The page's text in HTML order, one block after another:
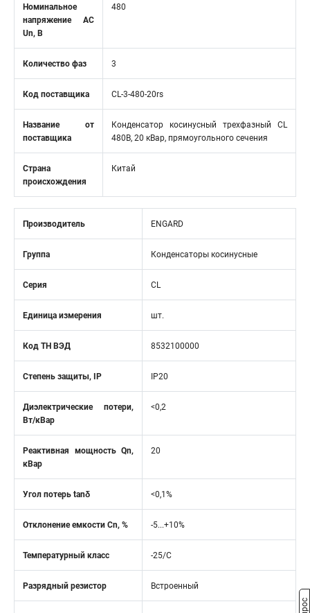
Номинальное
напряжение АС
Un, В
480
Количество фаз 3
Код поставщика CL-3-480-20rs
Название от
поставщика
Конденсатор косинусный трехфазный CL
480В, 20 кВар, прямоугольного сечения
Страна
происхождения
Китай
Производитель ENGARD
Группа Конденсаторы косинусные
Серия CL
Единица измерения шт.
Код ТН ВЭД 8532100000
Степень защиты, IP IP20
Диэлектрические потери,
Вт/кВар
<0,2
Реактивная мощность Qn,
кВар
20
Угол потерь tanδ <0,1%
Отклонение емкости Cn, % -5...+10%
Температурный класс -25/С
Разрядный резистор Встроенный